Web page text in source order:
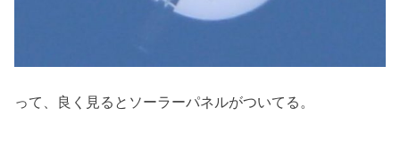
って、良く見るとソーラーパネルがついてる。